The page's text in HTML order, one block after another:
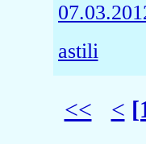
astili
<< <